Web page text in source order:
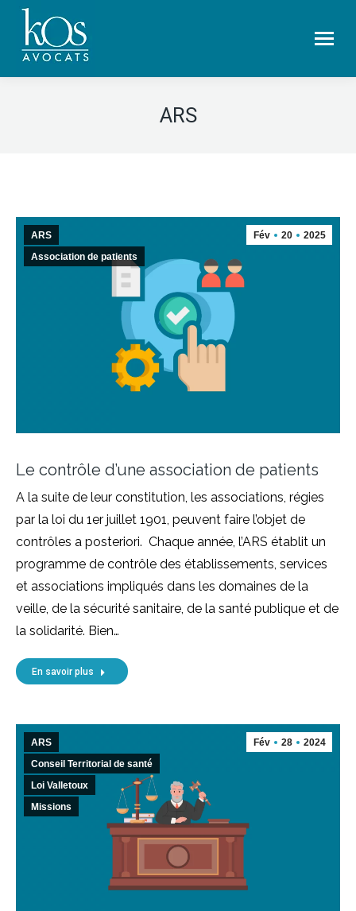
ARS
Fév 20 2025
ARS
Association de patients
Le contrôle d’une association de patients
A la suite de leur constitution, les associations, régies
par la loi du 1er juillet 1901, peuvent faire l’objet de
contrôles a posteriori. Chaque année, l’ARS établit un
programme de contrôle des établissements, services
et associations impliqués dans les domaines de la
veille, de la sécurité sanitaire, de la santé publique et de
la solidarité. Bien…
En savoir plus
Fév 28 2024
ARS
Conseil Territorial de santé
Loi Valletoux
Missions